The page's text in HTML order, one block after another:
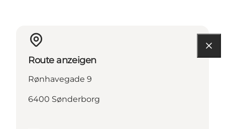
Route anzeigen
Rønhavegade 9
6400 Sønderborg